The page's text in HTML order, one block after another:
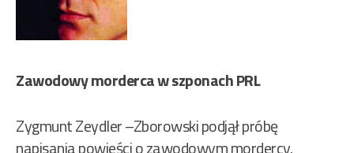
Zawodowy morderca w szponach PRL
Zygmunt Zeydler –Zborowski podjął próbę
napisania powieści o zawodowym mordercy.